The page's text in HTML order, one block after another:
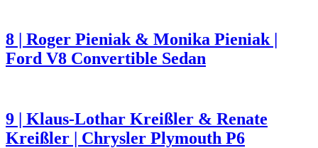
8 | Roger Pieniak & Monika Pieniak |
Ford V8 Convertible Sedan
9 | Klaus-Lothar Kreißler & Renate
Kreißler | Chrysler Plymouth P6